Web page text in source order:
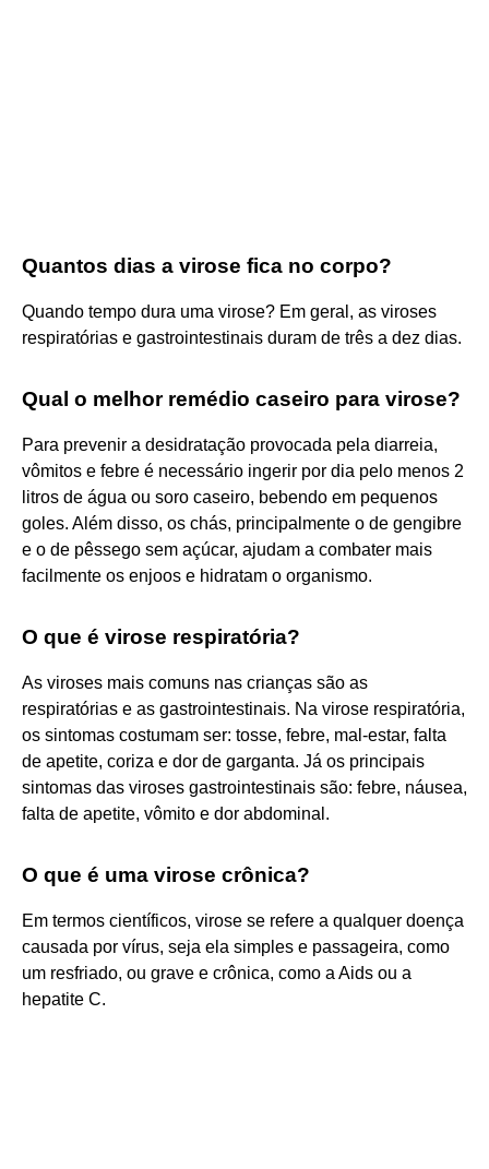
Quantos dias a virose fica no corpo?
Quando tempo dura uma virose? Em geral, as viroses
respiratórias e gastrointestinais duram de três a dez dias.
Qual o melhor remédio caseiro para virose?
Para prevenir a desidratação provocada pela diarreia,
vômitos e febre é necessário ingerir por dia pelo menos 2
litros de água ou soro caseiro, bebendo em pequenos
goles. Além disso, os chás, principalmente o de gengibre
e o de pêssego sem açúcar, ajudam a combater mais
facilmente os enjoos e hidratam o organismo.
O que é virose respiratória?
As viroses mais comuns nas crianças são as
respiratórias e as gastrointestinais. Na virose respiratória,
os sintomas costumam ser: tosse, febre, mal-estar, falta
de apetite, coriza e dor de garganta. Já os principais
sintomas das viroses gastrointestinais são: febre, náusea,
falta de apetite, vômito e dor abdominal.
O que é uma virose crônica?
Em termos científicos, virose se refere a qualquer doença
causada por vírus, seja ela simples e passageira, como
um resfriado, ou grave e crônica, como a Aids ou a
hepatite C.